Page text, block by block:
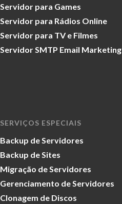
Servidor para Games
Servidor para Rádios Online
Servidor para TV e Filmes
Servidor SMTP Email Marketing
SERVIÇOS ESPECIAIS
Backup de Servidores
Backup de Sites
Migração de Servidores
Gerenciamento de Servidores
Clonagem de Discos